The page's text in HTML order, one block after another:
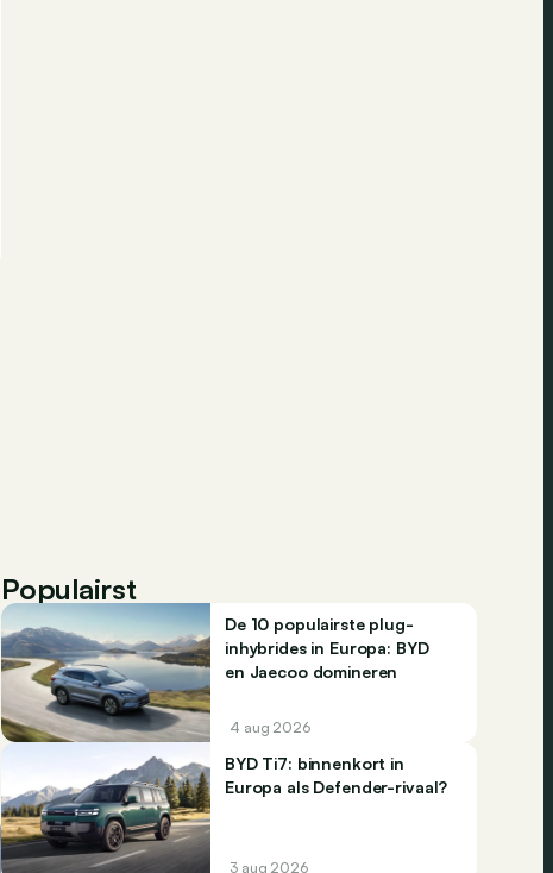
Populairst
De 10 populairste plug-
inhybrides in Europa: BYD
en Jaecoo domineren
4 aug 2026
BYD Ti7: binnenkort in
Europa als Defender-rivaal?
3 aug 2026